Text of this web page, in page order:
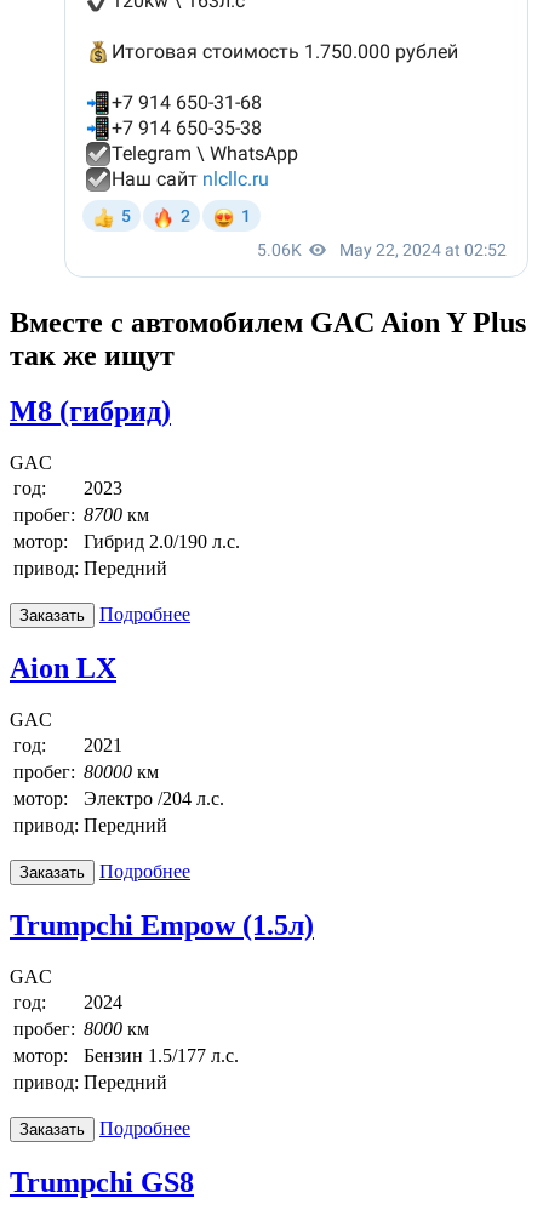
Вместе с автомобилем GAC Aion Y Plus
так же ищут
M8 (гибрид)
GAC
год:
2023
пробег: 8700 км
мотор:
Гибрид 2.0/190 л.с.
привод: Передний
Заказать Подробнее
Aion LX
GAC
год:
2021
пробег: 80000 км
мотор:
Электро /204 л.с.
привод: Передний
Заказать Подробнее
Trumpchi Empow (1.5л)
GAC
год:
2024
пробег: 8000 км
мотор:
Бензин 1.5/177 л.с.
привод: Передний
Заказать Подробнее
Trumpchi GS8